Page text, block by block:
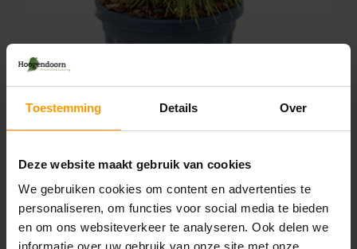
Toestemming Details Over
Deze website maakt gebruik van cookies
We gebruiken cookies om content en advertenties te
personaliseren, om functies voor social media te bieden
en om ons websiteverkeer te analyseren. Ook delen we
informatie over uw gebruik van onze site met onze